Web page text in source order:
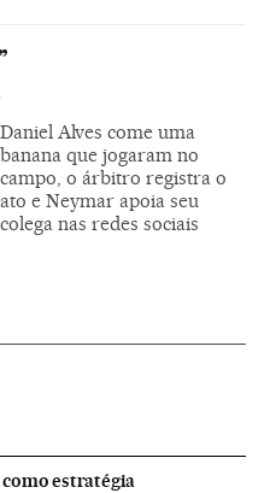
Daniel Alves come uma
banana que jogaram no
campo, o árbitro registra o
ato e Neymar apoia seu
colega nas redes sociais
estratégia